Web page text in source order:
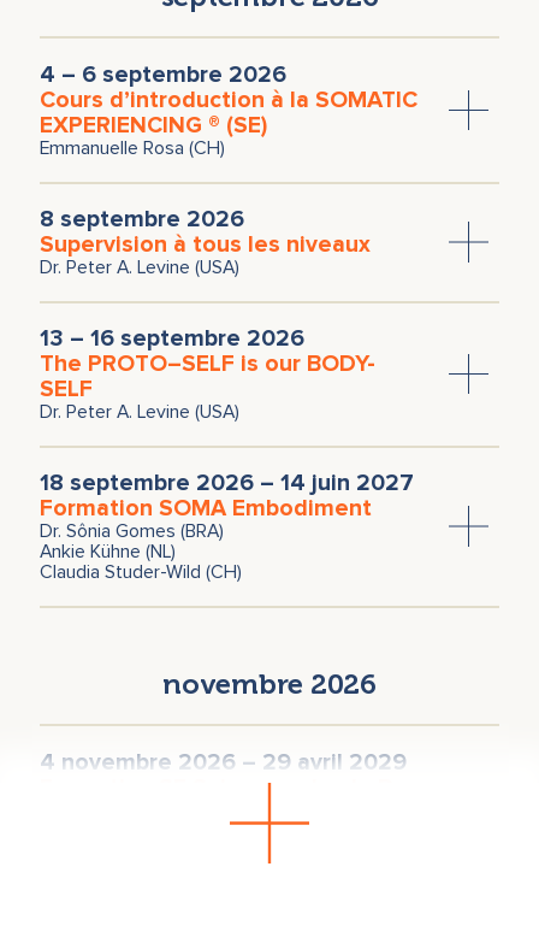
4 – 6 septembre 2026
Cours d’introduction à la SOMATIC
EXPERIENCING ® (SE)
Emmanuelle Rosa (CH)
8 septembre 2026
Supervision à tous les niveaux
Dr. Peter A. Levine (USA)
13 – 16 septembre 2026
The PROTO–SELF is our BODY-
SELF
Dr. Peter A. Levine (USA)
18 septembre 2026 – 14 juin 2027
Formation SOMA Embodiment
Dr. Sônia Gomes (BRA)
Ankie Kühne (NL)
Claudia Studer-Wild (CH)
novembre 2026
4 novembre 2026 – 29 avril 2029
Formation SE Suisse - selon le Dr.